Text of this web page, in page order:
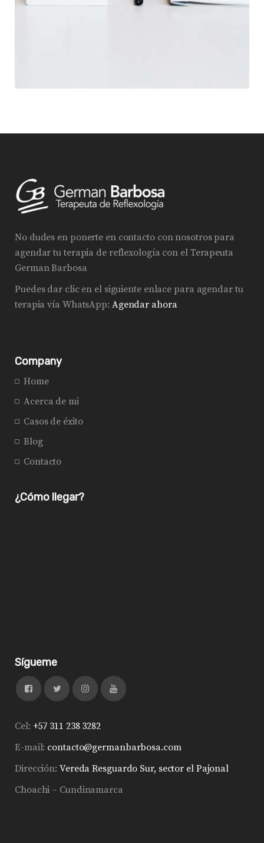
No dudes en ponerte en contacto con nosotros para
agendar tu terapia de reflexología con el Terapeuta
German Barbosa
Puedes dar clic en el siguiente enlace para agendar tu
terapia vía WhatsApp: Agendar ahora
Company
Home
Acerca de mi
Casos de éxito
Blog
Contacto
¿Cómo llegar?
Sígueme
Cel: +57 311 238 3282
E-mail: contacto@germanbarbosa.com
Dirección: Vereda Resguardo Sur, sector el Pajonal
Choachi – Cundinamarca